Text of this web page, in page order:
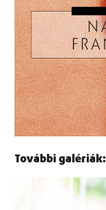
További galériák: